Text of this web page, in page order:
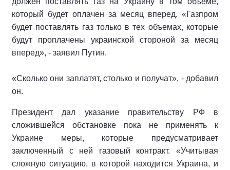
который будет оплачен за месяц вперед. «Газпром
будет поставлять газ только в тех объемах, которые
будут проплачены украинской стороной за месяц
вперед», - заявил Путин.
«Сколько они заплатят, столько и получат», - добавил
он.
Президент дал указание правительству РФ в
сложившейся обстановке пока не применять к
Украине меры, которые предусматривает
заключенный с ней газовый контракт. «Учитывая
сложную ситуацию, в которой находится Украина, и